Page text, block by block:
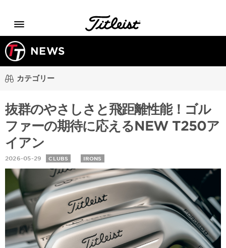
Menu
NEWS
カテゴリー
抜群のやさしさと飛距離性能！ゴル
ファーの期待に応えるNEW T250ア
イアン
2026-05-29 CLUBS IRONS